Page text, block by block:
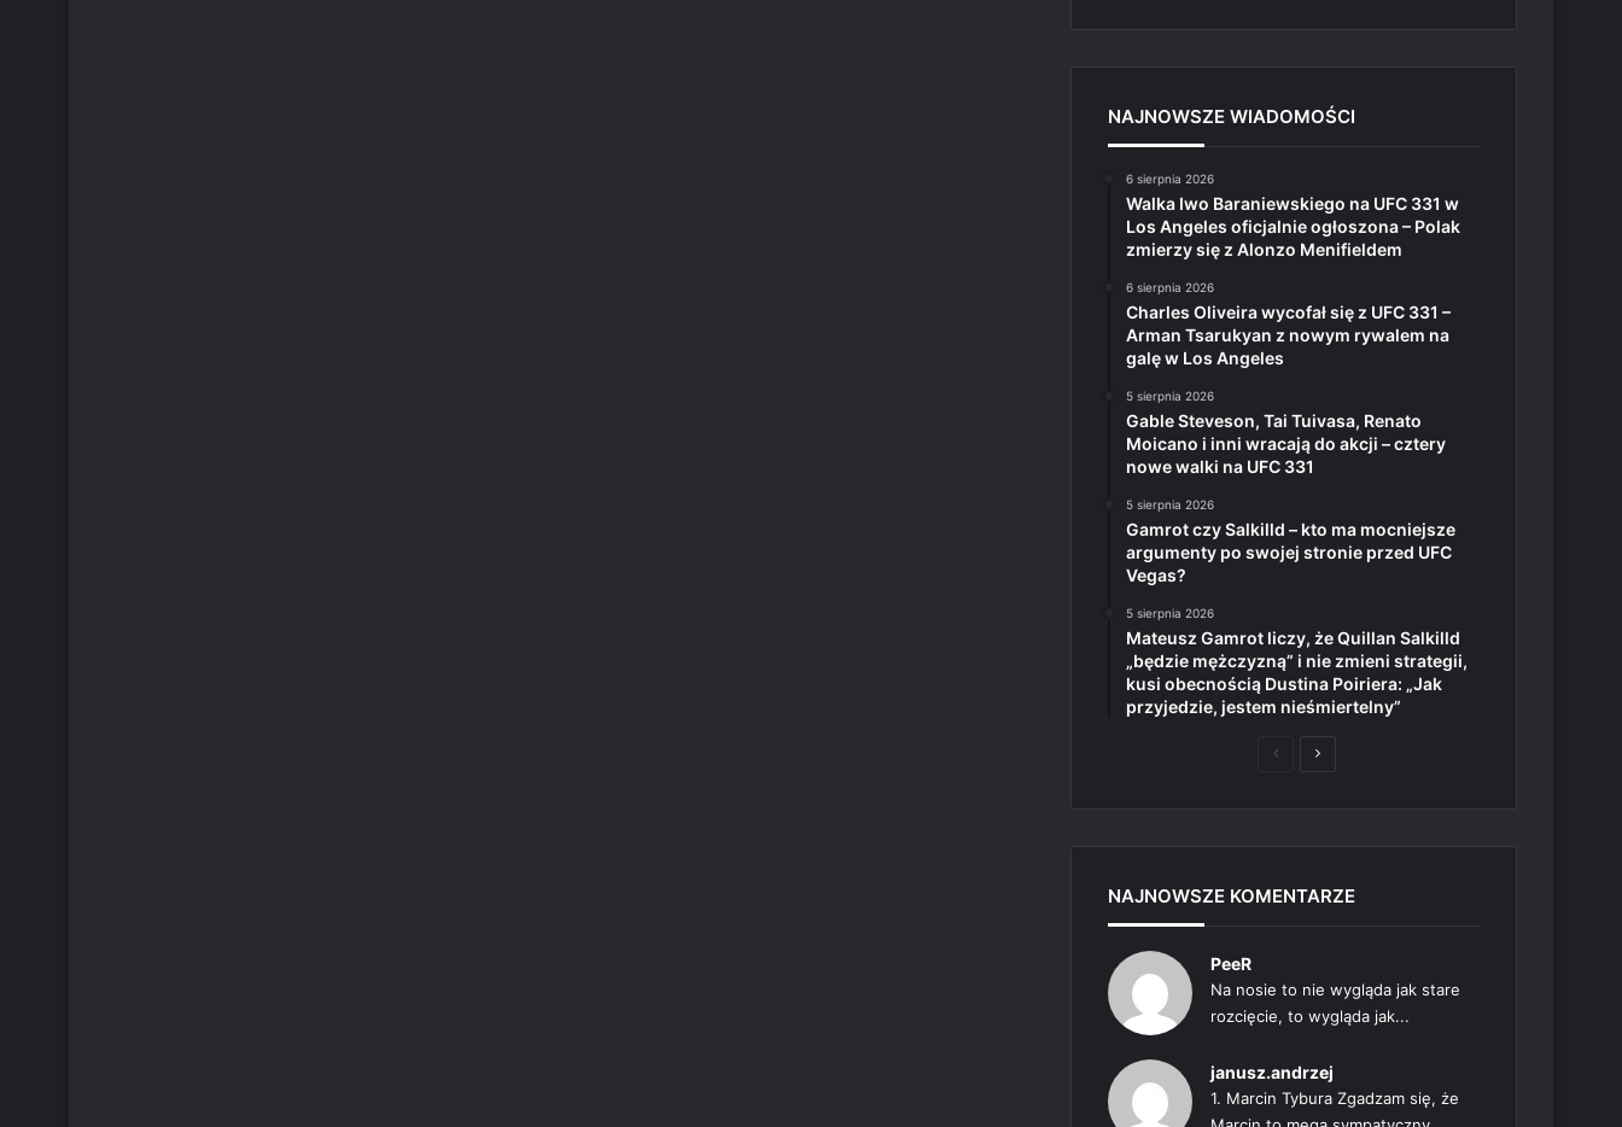
NAJNOWSZE WIADOMOŚCI
6 sierpnia 2026
Walka Iwo Baraniewskiego na UFC 331 w
Los Angeles oficjalnie ogłoszona – Polak
zmierzy się z Alonzo Menifieldem
6 sierpnia 2026
Charles Oliveira wycofał się z UFC 331 –
Arman Tsarukyan z nowym rywalem na
galę w Los Angeles
5 sierpnia 2026
Gable Steveson, Tai Tuivasa, Renato
Moicano i inni wracają do akcji – cztery
nowe walki na UFC 331
5 sierpnia 2026
Gamrot czy Salkilld – kto ma mocniejsze
argumenty po swojej stronie przed UFC
Vegas?
5 sierpnia 2026
Mateusz Gamrot liczy, że Quillan Salkilld
„będzie mężczyzną” i nie zmieni strategii,
kusi obecnością Dustina Poiriera: „Jak
przyjedzie, jestem nieśmiertelny”
PoprzedniaNastępna
NAJNOWSZE KOMENTARZE
PeeR
Na nosie to nie wygląda jak stare
rozcięcie, to wygląda jak...
janusz.andrzej
1. Marcin Tybura Zgadzam się, że